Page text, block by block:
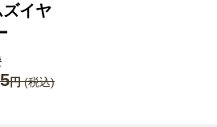
イヤ
円(税込)